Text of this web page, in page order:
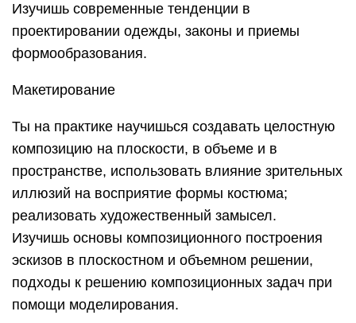
Изучишь современные тенденции в
проектировании одежды, законы и приемы
формообразования.
Макетирование
Ты на практике научишься создавать целостную
композицию на плоскости, в объеме и в
пространстве, использовать влияние зрительных
иллюзий на восприятие формы костюма;
реализовать художественный замысел.
Изучишь основы композиционного построения
эскизов в плоскостном и объемном решении,
подходы к решению композиционных задач при
помощи моделирования.